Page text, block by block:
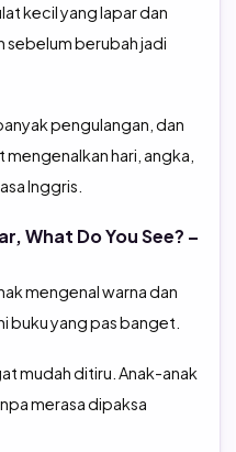
kecil yang lapar dan
sebelum berubah jadi
pengulangan, dan
hari, angka,
Inggris.
What Do You See? –
mengenal warna dan
buku yang pas banget.
mudah ditiru. Anak-anak
merasa dipaksa